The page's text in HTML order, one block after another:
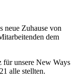
neue Zuhause von
dem
für unsere New Ways
alle stellten.